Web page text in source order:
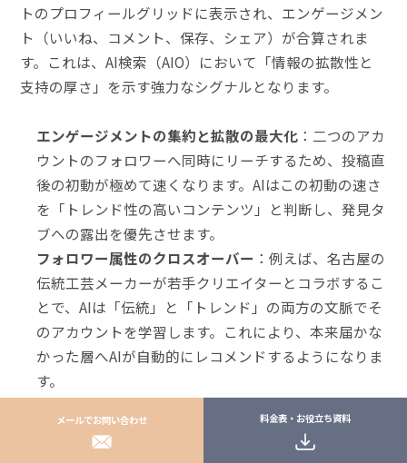
トのプロフィールグリッドに表示され、エンゲージメン
ト（いいね、コメント、保存、シェア）が合算されま
す。これは、AI検索（AIO）において「情報の拡散性と
支持の厚さ」を示す強力なシグナルとなります。
エンゲージメントの集約と拡散の最大化 ：二つのアカ
ウントのフォロワーへ同時にリーチするため、投稿直
後の初動が極めて速くなります。AIはこの初動の速さ
を「トレンド性の高いコンテンツ」と判断し、発見タ
ブへの露出を優先させます。
フォロワー属性のクロスオーバー ：例えば、名古屋の
伝統工芸メーカーが若手クリエイターとコラボするこ
とで、AIは「伝統」と「トレンド」の両方の文脈でそ
のアカウントを学習します。これにより、本来届かな
かった層へAIが自動的にレコメンドするようになりま
す。
トとコラボを重ねることで、AIは「このアカウントは
地域コミュニティ内で確立された存在である」と認識
メールでお問い合わせ 料金表・お役立ち資料